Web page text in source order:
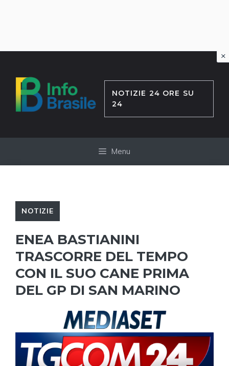
contenuto
NOTIZIE 24 ORE SU
24
Menu
NOTIZIE
ENEA BASTIANINI
TRASCORRE DEL TEMPO
CON IL SUO CANE PRIMA
DEL GP DI SAN MARINO
×